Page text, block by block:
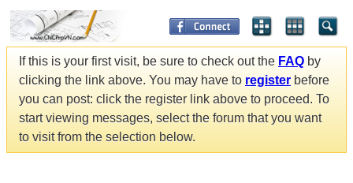
If this is your first visit, be sure to check out the FAQ by
clicking the link above. You may have to register before
you can post: click the register link above to proceed. To
start viewing messages, select the forum that you want
to visit from the selection below.